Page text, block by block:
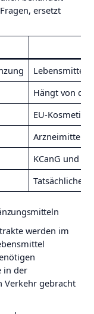
ersetzt
Hängt von
EU-
KCanG und
Tatsächliche
werden im
in der
Verkehr gebracht